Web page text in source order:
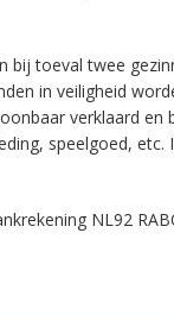
bij toeval twee
in veiligheid
verklaard
speelgoed,
NL92